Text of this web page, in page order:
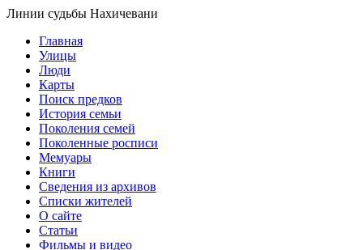
Линии судьбы Нахичевани
Главная
Улицы
Люди
Карты
Поиск предков
История семьи
Поколения семей
Поколенные росписи
Мемуары
Книги
Сведения из архивов
Списки жителей
О сайте
Статьи
Фильмы и видео